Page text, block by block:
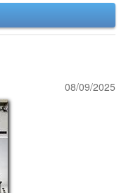
08/09/2025